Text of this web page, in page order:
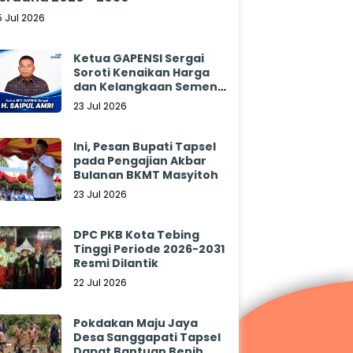
Jul 2026
Ketua GAPENSI Sergai
Soroti Kenaikan Harga
dan Kelangkaan Semen,
Minta Pemerintah
23 Jul 2026
Ini, Pesan Bupati Tapsel
pada Pengajian Akbar
Bulanan BKMT Masyitoh
23 Jul 2026
DPC PKB Kota Tebing
Tinggi Periode 2026-2031
Resmi Dilantik
22 Jul 2026
Pokdakan Maju Jaya
Desa Sanggapati Tapsel